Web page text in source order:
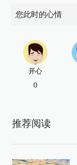
您此时的心情
开心
0
推荐阅读